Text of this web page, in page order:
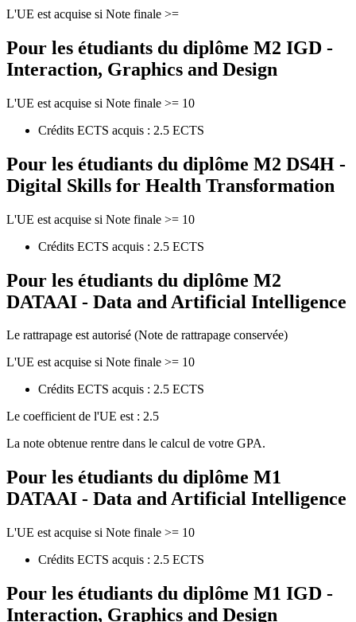
L'UE est acquise si Note finale >=
Pour les étudiants du diplôme M2 IGD -
Interaction, Graphics and Design
L'UE est acquise si Note finale >= 10
Crédits ECTS acquis : 2.5 ECTS
Pour les étudiants du diplôme M2 DS4H -
Digital Skills for Health Transformation
L'UE est acquise si Note finale >= 10
Crédits ECTS acquis : 2.5 ECTS
Pour les étudiants du diplôme M2
DATAAI - Data and Artificial Intelligence
Le rattrapage est autorisé (Note de rattrapage conservée)
L'UE est acquise si Note finale >= 10
Crédits ECTS acquis : 2.5 ECTS
Le coefficient de l'UE est : 2.5
La note obtenue rentre dans le calcul de votre GPA.
Pour les étudiants du diplôme M1
DATAAI - Data and Artificial Intelligence
L'UE est acquise si Note finale >= 10
Crédits ECTS acquis : 2.5 ECTS
Pour les étudiants du diplôme M1 IGD -
Interaction, Graphics and Design